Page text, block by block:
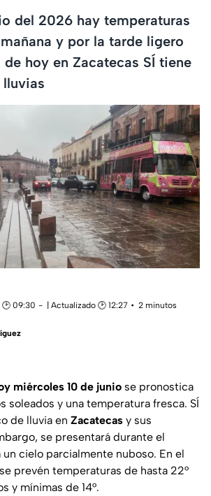
del 2026 hay temperaturas
y por la tarde ligero
hoy en Zacatecas SÍ tiene
09:30 | Actualizado 🕑 12:27
2 minutos
miércoles 10 de junio se pronostica
soleados y una temperatura fresca. SÍ
de lluvia en Zacatecas y sus
se presentará durante el
cielo parcialmente nuboso. En el
prevén temperaturas de hasta 22°
y mínimas de 14°.